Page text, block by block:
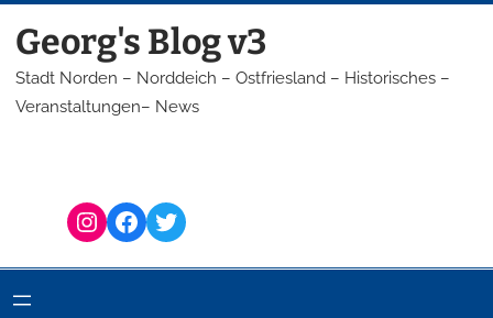
Inhalt
springen
Georg's Blog v3
Stadt Norden – Norddeich – Ostfriesland – Historisches –
Veranstaltungen– News
Instagram Facebook Twitter